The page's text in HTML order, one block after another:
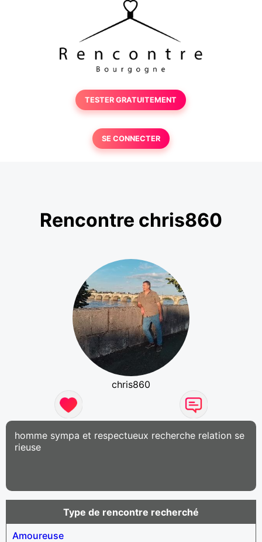
TESTER GRATUITEMENT
SE CONNECTER
Rencontre chris860
chris860
homme sympa et respectueux recherche relation se
rieuse
Type de rencontre recherché
Amoureuse